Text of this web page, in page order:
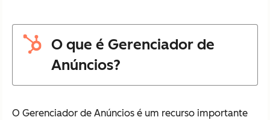
O que é Gerenciador de
Anúncios?
O Gerenciador de Anúncios é um recurso importante